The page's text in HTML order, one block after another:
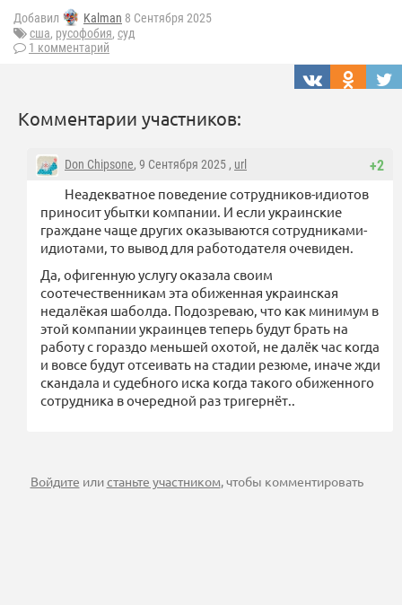
Добавил Kalman 8 Сентября 2025
сша, русофобия, суд
1 комментарий
Комментарии участников:
+2
Don Chipsone, 9 Сентября 2025 , url
Неадекватное поведение сотрудников-идиотов
приносит убытки компании. И если украинские
граждане чаще других оказываются сотрудниками-
идиотами, то вывод для работодателя очевиден.
Да, офигенную услугу оказала своим
соотечественникам эта обиженная украинская
недалёкая шаболда. Подозреваю, что как минимум в
этой компании украинцев теперь будут брать на
работу с гораздо меньшей охотой, не далёк час когда
и вовсе будут отсеивать на стадии резюме, иначе жди
скандала и судебного иска когда такого обиженного
сотрудника в очередной раз тригернёт..
Войдите илистаньте участником, чтобы комментировать